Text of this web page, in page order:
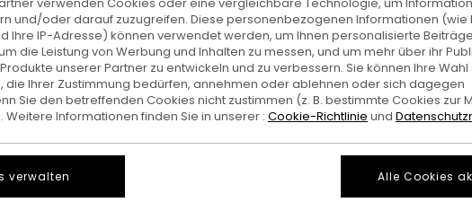
Farbe Off
und/oder darauf zuzugreifen. Diese personenbezogenen Informationen (wie
Ihre IP-Adresse) können verwendet werden, um Ihnen personalisierte
die Leistung von Werbung und Inhalten zu messen, und um mehr über ihr
unserer Partner zu entwickeln und zu verbessern. Sie können Ihre Wahl
die Ihrer Zustimmung bedürfen, annehmen oder ablehnen oder sich dagegen
Sie den betreffenden Cookies nicht zustimmen (z. B. bestimmte Cookies zur
Weitere Informationen finden Sie in unserer : Cookie-Richtlinie und
verwalten Alle Cookies